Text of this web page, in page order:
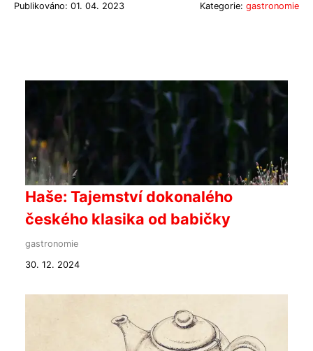
Publikováno: 01. 04. 2023 Kategorie: gastronomie
Haše: Tajemství dokonalého
českého klasika od babičky
gastronomie
30. 12. 2024